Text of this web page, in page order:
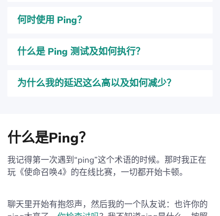
何时使用 Ping？
什么是 Ping 测试及如何执行？
为什么我的延迟这么高以及如何减少？
什么是Ping？
我记得第一次遇到“ping”这个术语的时候。那时我正在
玩《使命召唤4》的在线比赛，一切都开始卡顿。
聊天里开始有抱怨声，然后我的一个队友说：也许你的